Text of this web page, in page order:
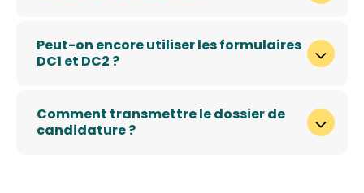
Peut-on encore utiliser les formulaires
DC1 et DC2 ?
Comment transmettre le dossier de
candidature ?